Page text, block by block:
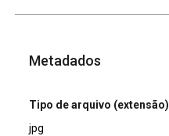
Metadados
Tipo de arquivo (extensão)
jpg